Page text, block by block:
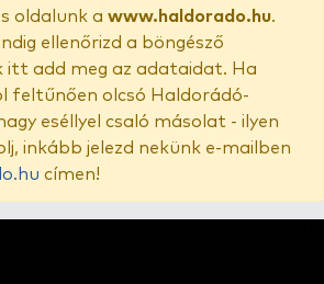
oldalunk a www.haldorado.hu.
ellenőrizd a böngésző
itt add meg az adataidat. Ha
feltűnően olcsó Haldorádó-
eséllyel csaló másolat - ilyen
inkább jelezd nekünk e-mailben
címen!